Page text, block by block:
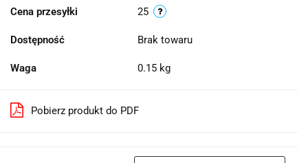
Cena przesyłki 25
Dostępność Brak towaru
Waga 0.15 kg
Pobierz produkt do PDF